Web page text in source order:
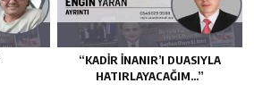
“KADIR İNANIR’I DUASIYLA
HATIRLAYACAĞIM…”